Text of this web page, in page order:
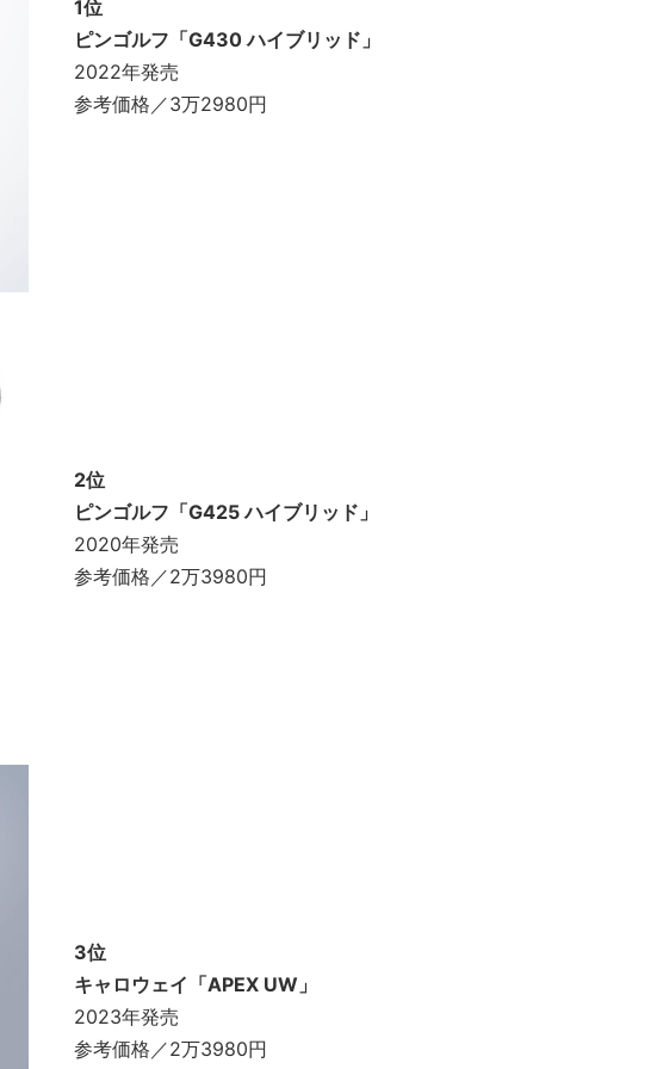
1位
ピンゴルフ「G430 ハイブリッド」
2022年発売
参考価格／3万2980円
2位
ピンゴルフ「G425 ハイブリッド」
2020年発売
参考価格／2万3980円
3位
キャロウェイ「APEX UW」
2023年発売
参考価格／2万3980円